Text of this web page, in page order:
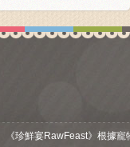
《珍鮮宴RawFeast》根據寵